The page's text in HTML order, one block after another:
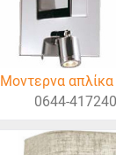
Μοντερνα απλίκα
0644-